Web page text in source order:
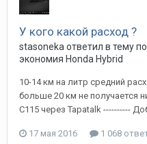
У кого какой расход ?
stasoneka ответил в тему
экономия Honda Hybrid
10-14 км на литр средний
больше 20 км не получается
C115 через Tapatalk ----------
17 мая 2016 1 068